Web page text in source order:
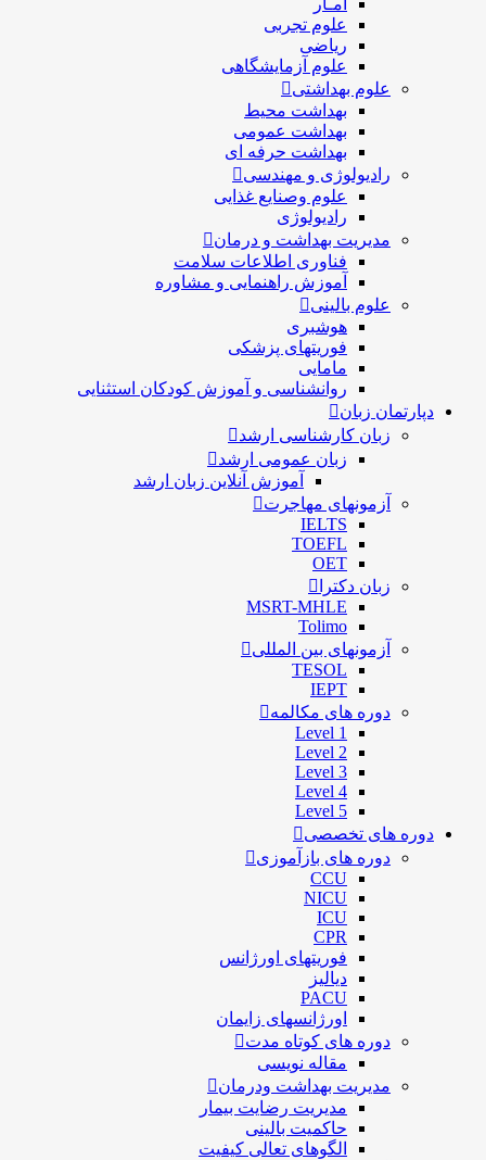
آمـار
علوم تجربی
ریاضی
علوم آزمایشگاهی
علوم بهداشتی
بهداشت محیط
بهداشت عمومی
بهداشت حرفه ای
رادیولوژی و مهندسی
علوم وصنایع غذایی
رادیولوژی
مدیریت بهداشت و درمان
فناوری اطلاعات سلامت
آموزش راهنمایی و مشاوره
علوم بالینی
هوشبری
فوریتهای پزشکی
مامایی
روانشناسی و آموزش کودکان استثنایی
دپارتمان زبان
زبان کارشناسی ارشد
زبان عمومی ارشد
آموزش آنلاین زبان ارشد
آزمونهای مهاجرت
IELTS
TOEFL
OET
زبان دکترا
MSRT-MHLE
Tolimo
آزمونهای بین المللی
TESOL
IEPT
دوره های مکالمه
Level 1
Level 2
Level 3
Level 4
Level 5
دوره های تخصصی
دوره های بازآموزی
CCU
NICU
ICU
CPR
فوریتهای اورژانس
دیالیز
PACU
اورژانسهای زایمان
دوره های کوتاه مدت
مقاله نویسی
مدیریت بهداشت ودرمان
مديريت رضايت بيمار
حاكميت بالينی
الگوهای تعالی کيفيت